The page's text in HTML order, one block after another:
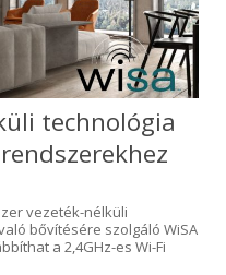
technológia
vezeték-nélküli
bővítésére szolgáló WiSA
a 2,4GHz-es Wi-Fi